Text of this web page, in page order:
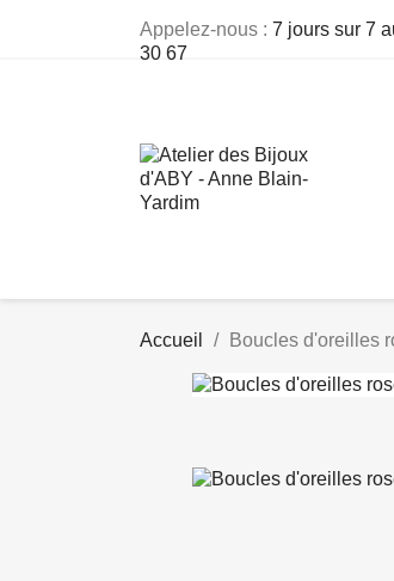
Appelez-nous : 7 jours sur 7
30 67
Accueil Boucles d'oreilles